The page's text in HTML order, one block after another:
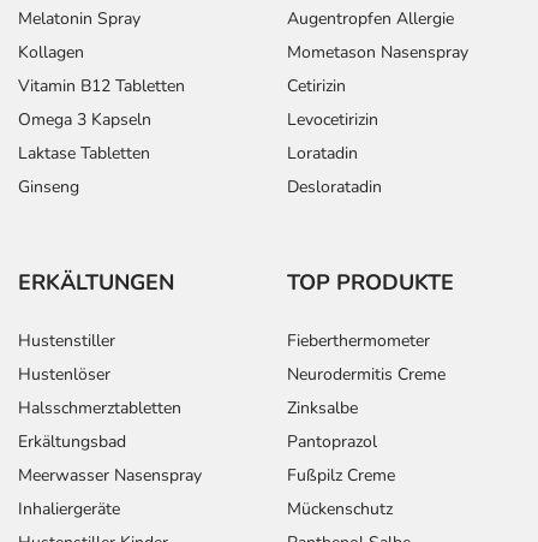
Melatonin Spray
Kollagen
Vitamin B12 Tabletten
Omega 3 Kapseln
Laktase Tabletten
Ginseng
Augentropfen Allergie
Mometason Nasenspray
Cetirizin
Levocetirizin
Loratadin
Desloratadin
ERKÄLTUNGEN
Hustenstiller
Hustenlöser
Halsschmerztabletten
Erkältungsbad
Meerwasser Nasenspray
Inhaliergeräte
TOP PRODUKTE
Fieberthermometer
Neurodermitis Creme
Zinksalbe
Pantoprazol
Fußpilz Creme
Mückenschutz